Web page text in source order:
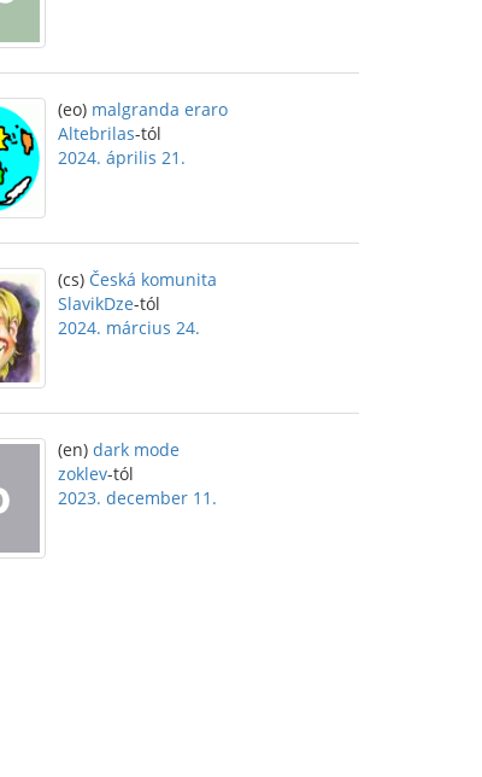
(eo) malgranda eraro
Altebrilas-tól
2024. április 21.
(cs) Česká komunita
SlavikDze-tól
2024. március 24.
(en) dark mode
zoklev-tól
2023. december 11.